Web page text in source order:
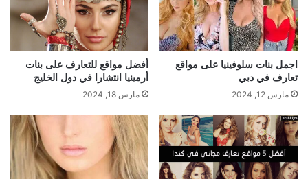
اجمل بنات سلوفينيا على مواقع
تعارف في دبي
مارس 12, 2024
أفضل مواقع للتعارف على بنات
أرمينيا انتشارا في دول الخليج
مارس 18, 2024